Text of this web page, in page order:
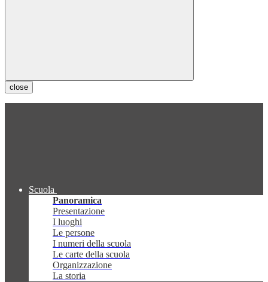
close
Scuola
Panoramica
Presentazione
I luoghi
Le persone
I numeri della scuola
Le carte della scuola
Organizzazione
La storia